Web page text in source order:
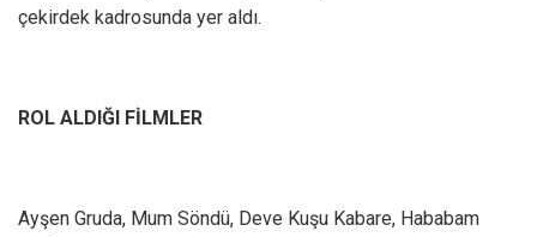
çekirdek kadrosunda yer aldı.
ROL ALDIĞI FİLMLER
Ayşen Gruda, Mum Söndü, Deve Kuşu Kabare, Hababam